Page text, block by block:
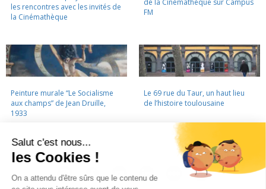
les rencontres avec les invités de
la Cinémathèque
de la Cinémathèque sur Campus
FM
Peinture murale “Le Socialisme
aux champs” de Jean Druille,
1933
Le 69 rue du Taur, un haut lieu
de l’histoire toulousaine